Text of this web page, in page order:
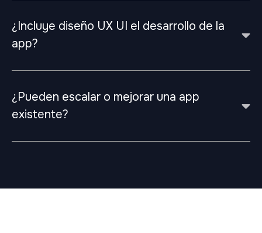
¿Incluye diseño UX UI el desarrollo de la
app?
¿Pueden escalar o mejorar una app
existente?